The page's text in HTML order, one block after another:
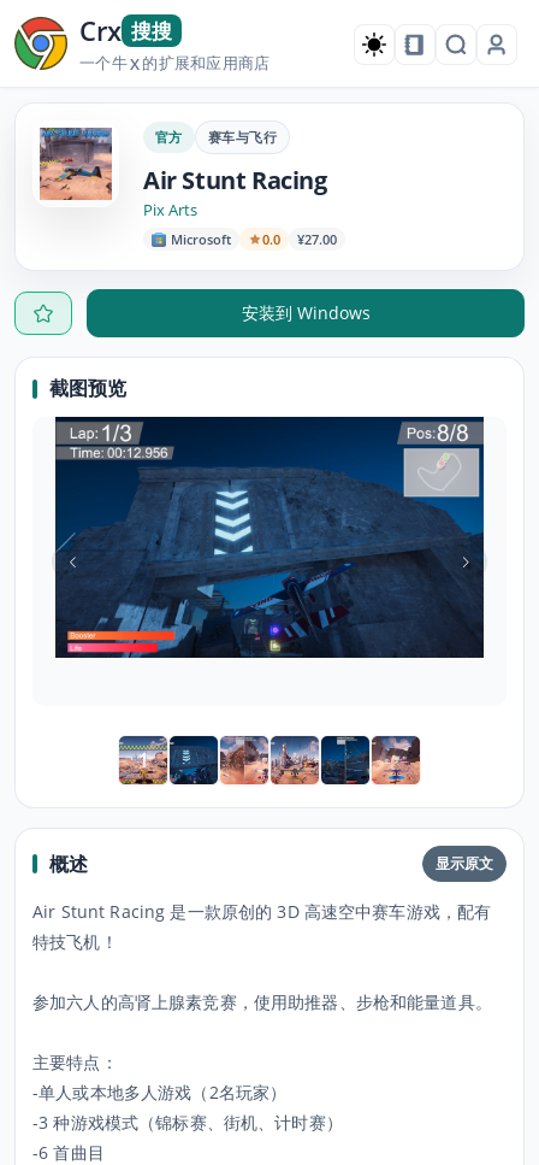
Crx 搜搜
一个牛X的扩展和应用商店
官方 赛车与飞行
Air Stunt Racing
Pix Arts
Microsoft 0.0 ¥27.00
安装到 Windows
截图预览
概述 显示原文
Air Stunt Racing 是一款原创的 3D 高速空中赛车游戏，配有
特技飞机！
参加六人的高肾上腺素竞赛，使用助推器、步枪和能量道具。
主要特点：
-单人或本地多人游戏（2名玩家）
-3 种游戏模式（锦标赛、街机、计时赛）
-6 首曲目